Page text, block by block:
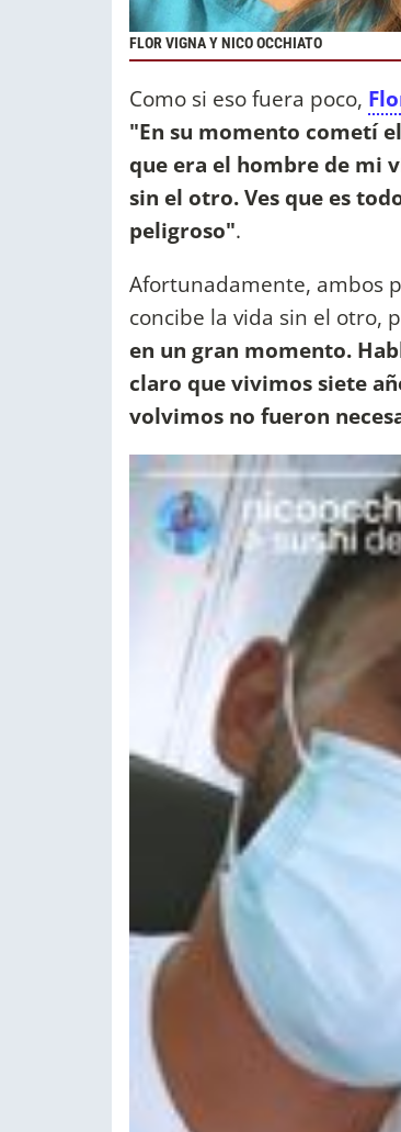
FLOR VIGNA Y NICO OCCHIATO
Como si eso fuera poco,
"En su momento cometí
que era el hombre de mi
sin el otro. Ves que es
peligroso".
Afortunadamente, ambos
concibe la vida sin el otro,
en un gran momento.
claro que vivimos siete
volvimos no fueron